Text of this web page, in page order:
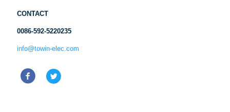
CONTACT
0086-592-5220235
info@towin-elec.com